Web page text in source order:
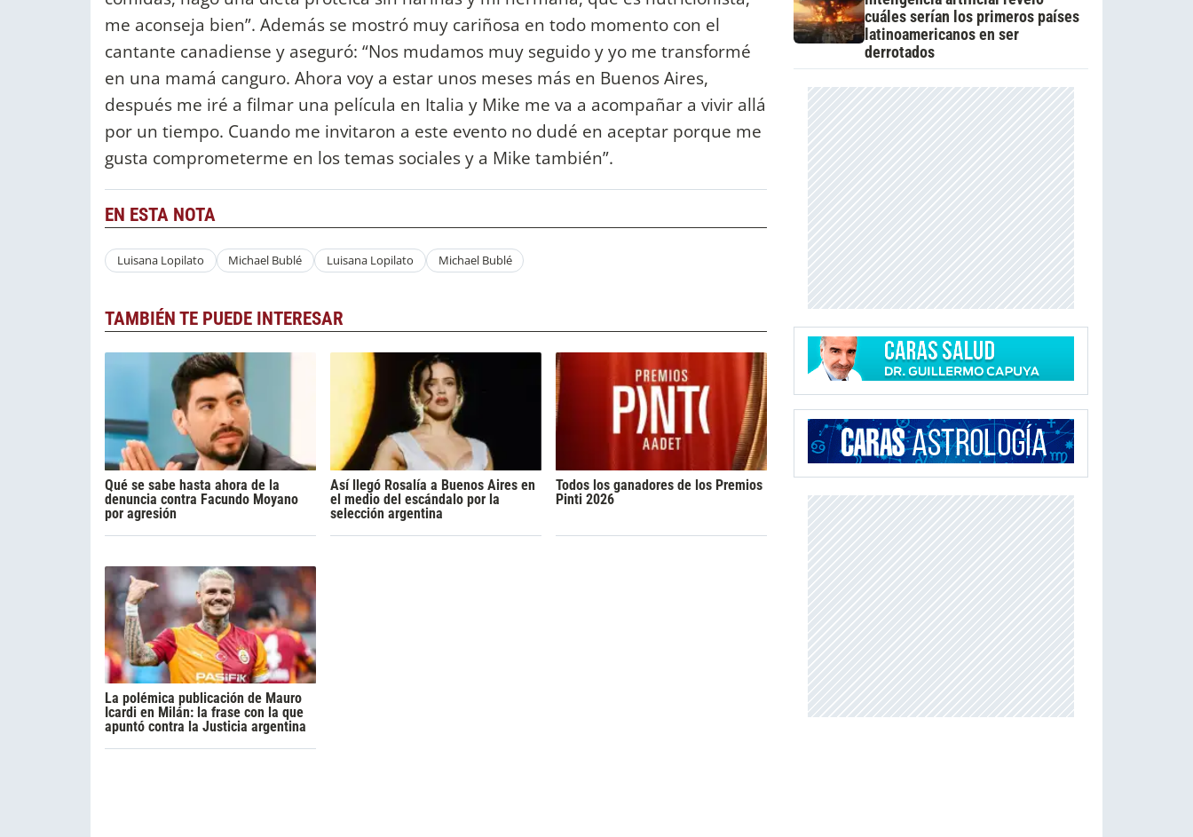
me aconseja bien”. Además se mostró muy cariñosa en todo momento con el
cantante canadiense y aseguró: “Nos mudamos muy seguido y yo me transformé
en una mamá canguro. Ahora voy a estar unos meses más en Buenos Aires,
después me iré a filmar una película en Italia y Mike me va a acompañar a vivir allá
por un tiempo. Cuando me invitaron a este evento no dudé en aceptar porque me
gusta comprometerme en los temas sociales y a Mike también”.
EN ESTA NOTA
Luisana Lopilato Michael Bublé Luisana Lopilato Michael Bublé
TAMBIÉN TE PUEDE INTERESAR
Qué se sabe hasta ahora de la
denuncia contra Facundo Moyano
por agresión
Así llegó Rosalía a Buenos Aires en
el medio del escándalo por la
selección argentina
Todos los ganadores de los Premios
Pinti 2026
La polémica publicación de Mauro
Icardi en Milán: la frase con la que
apuntó contra la Justicia argentina
cuáles serían los primeros países
latinoamericanos en ser
derrotados